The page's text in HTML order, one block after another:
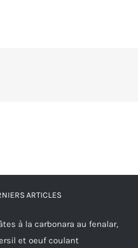
ARTICLES
à la carbonara au fenalar,
et oeuf coulant